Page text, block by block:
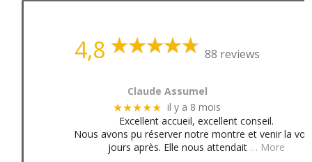
4,8 88 reviews
Claude Assumel
★★★★★ il y a 8 mois
Excellent accueil, excellent conseil.
Nous avons pu réserver notre montre et venir la
jours après. Elle nous attendait … More